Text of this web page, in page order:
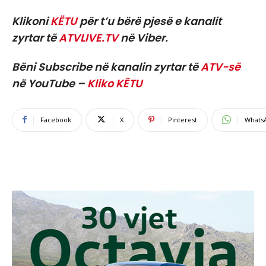
KlikoniKËTUpër t’u bërë pjesë e kanalit
zyrtar tëATVLIVE.TVnë Viber.
Bëni Subscribe në kanalin zyrtar tëATV-së
në YouTube – Kliko KËTU
Facebook X Pinterest